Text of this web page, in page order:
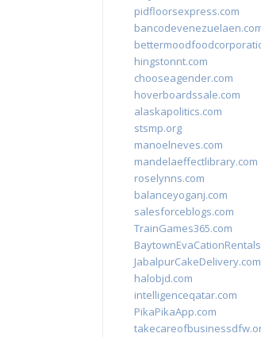
pidfloorsexpress.com
hingstonnt.com
chooseagender.com
hoverboardssale.com
alaskapolitics.com
stsmp.org
manoelneves.com
mandelaeffectlibrary.com
roselynns.com
balanceyoganj.com
salesforceblogs.com
TrainGames365.com
JabalpurCakeDelivery.com
halobjd.com
intelligenceqatar.com
PikaPikaApp.com